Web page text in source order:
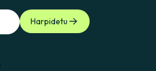
Harpidetu